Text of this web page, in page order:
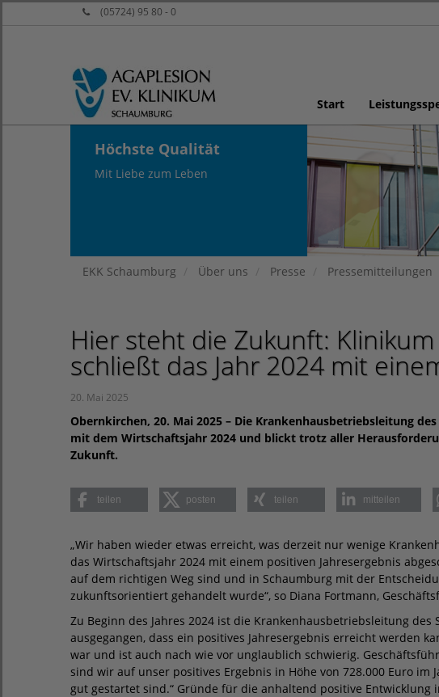
(05724) 95 80 - 0
Start
Höchste Qualität
Mit Liebe zum Leben
EKK Schaumburg Über uns Presse Pressemitteilungen
Hier steht die Zukunft:
schließt das Jahr 2024 mit
20. Mai 2025
Obernkirchen, 20. Mai 2025 – Die Krankenhausbetriebsleitung
mit dem Wirtschaftsjahr 2024 und blickt trotz aller
Zukunft.
teilen posten teilen mitteilen
„Wir haben wieder etwas erreicht, was derzeit nur wenige
das Wirtschaftsjahr 2024 mit einem positiven Jahresergebnis
auf dem richtigen Weg sind und in Schaumburg mit der
zukunftsorientiert gehandelt wurde“, so Diana Fortmann,
Zu Beginn des Jahres 2024 ist die Krankenhausbetriebsleitung
ausgegangen, dass ein positives Jahresergebnis erreicht werden
war und ist auch nach wie vor unglaublich schwierig.
sind wir auf unser positives Ergebnis in Höhe von 728.000 Euro im
gut gestartet sind.“ Gründe für die anhaltend positive Entwicklung